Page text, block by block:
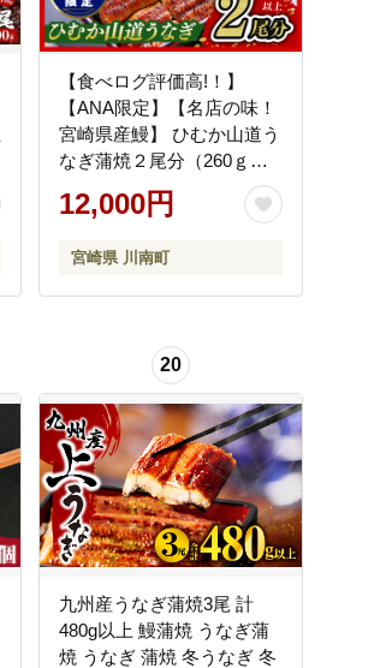
【食べログ評価高!！】
【ANA限定】【名店の味！
宮崎県産鰻】 ひむか山道う
なぎ蒲焼２尾分（260ｇ以
上） 【 国産 うなぎ ウナギ
鰻 】 [B08410]
12,000円
宮崎県 川南町
20
九州産うなぎ蒲焼3尾 計
480g以上 鰻蒲焼 うなぎ蒲
焼 うなぎ 蒲焼 冬うなぎ 冬